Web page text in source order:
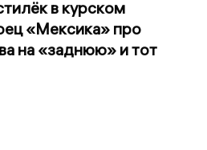
в курском
«Мексика» про
на «заднюю» и тот